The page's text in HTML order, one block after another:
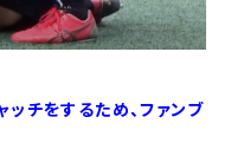
ッチをするため、ファンブ